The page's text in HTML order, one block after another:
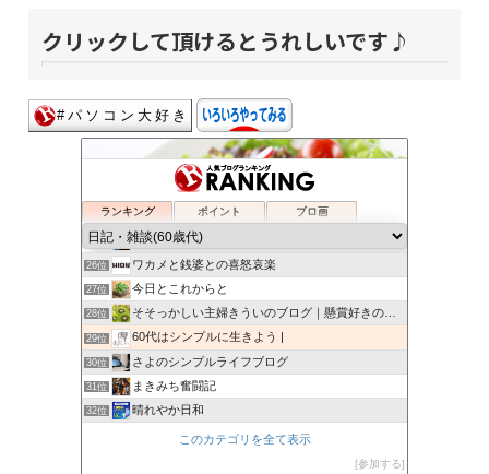
クリックして頂けるとうれしいです♪
ランキング ポイント ブロ画
日々新たに
24位 一に家族、二に健康、三四がお馬で、五に仕事。
25位 50代・60代の今日を生きる明日を生きる
26位 ワカメと銭婆との喜怒哀楽
27位 今日とこれからと
28位 そそっかしい主婦きういのブログ｜懸賞好きの忙しい主婦です。
29位 60代はシンプルに生きよう |
30位 さよのシンプルライフブログ
31位 まきみち奮闘記
32位 晴れやか日和
やすじきまぐれ散歩中
このカテゴリを全て表示
参加する